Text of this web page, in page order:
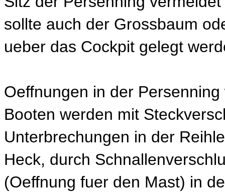
sollte auch der Grossbaum
ueber das Cockpit gelegt
Oeffnungen in der
Booten werden mit
Unterbrechungen in der
Heck, durch
(Oeffnung fuer den Mast) in